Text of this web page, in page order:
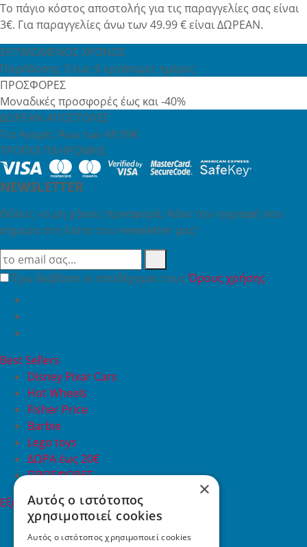
Το πάγιο κόστος αποστολής για τις παραγγελίες σας είναι
3€. Για παραγγελίες άνω των 49.99 € είναι ΔΩΡΕΑΝ.
ΕΚΤΙΜΩΜΕΝΟΣ ΧΡΟΝΟΣ
Παράδοσης 3 έως 6 εργάσιμες ημέρες
ΠΡΟΣΦΟΡΕΣ
Μοναδικές προσφορές έως και -40%
ΔΩΡΕΑΝ ΑΠΟΣΤΟΛΕΣ
Για Αγορές Άνω των 49,99€
ΤΡΟΠΟΙ ΠΛΗΡΩΜΗΣ
NEWSLETTER
Θέλεις να μη χάνεις προσφορά; Κάνε την εγγραφή σου
σήμερα στη λίστα του newsletter μας!
Έχω διαβάσει κι αποδέχομαι τουςΌρους χρήσης
Best Sellers
Disney Pixar Cars
Hot Wheels
Fisher Price
Barbie
Lego toys
ΔΩΡΑ έως 20€
ΠΡΟΣΦΟΡΕΣ
Εξυπηρέτηση Πελατών
Εξυπηρέτηση πελατών
Συχνές ερωτήσεις
×
Αυτός ο ιστότοπος
χρησιμοποιεί cookies
Αυτός ο ιστότοπος χρησιμοποιεί cookies